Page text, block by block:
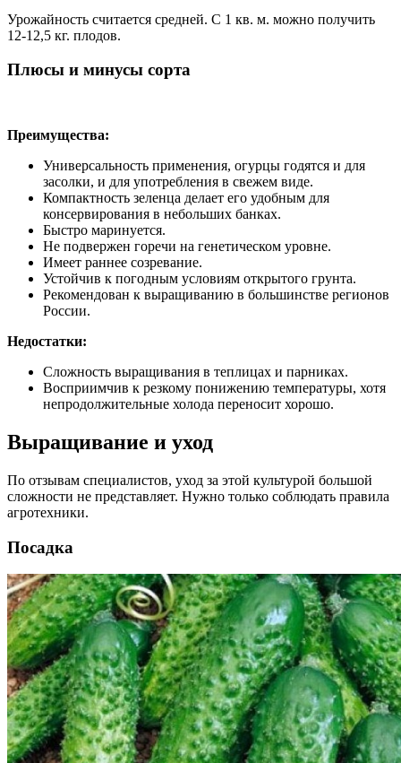
Урожайность считается средней. С 1 кв. м. можно получить
12-12,5 кг. плодов.
Плюсы и минусы сорта
Преимущества:
Универсальность применения, огурцы годятся и для
засолки, и для употребления в свежем виде.
Компактность зеленца делает его удобным для
консервирования в небольших банках.
Быстро маринуется.
Не подвержен горечи на генетическом уровне.
Имеет раннее созревание.
Устойчив к погодным условиям открытого грунта.
Рекомендован к выращиванию в большинстве регионов
России.
Недостатки:
Сложность выращивания в теплицах и парниках.
Восприимчив к резкому понижению температуры, хотя
непродолжительные холода переносит хорошо.
Выращивание и уход
По отзывам специалистов, уход за этой культурой большой
сложности не представляет. Нужно только соблюдать правила
агротехники.
Посадка